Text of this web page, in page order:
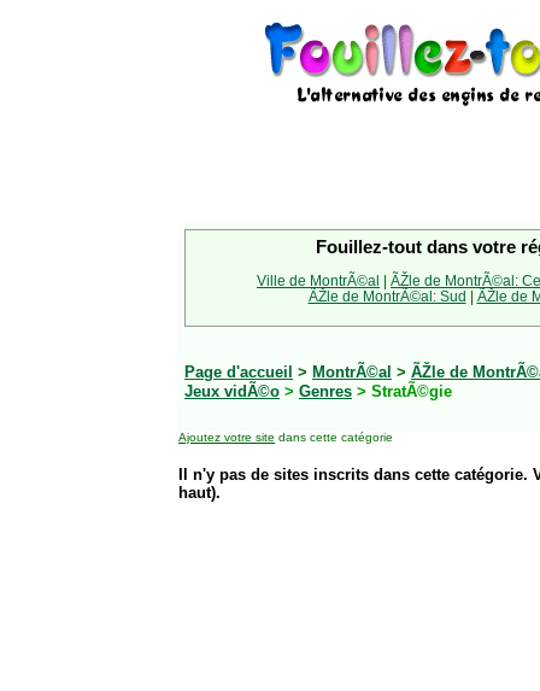
Fouillez-tout dans votre
Ville de MontrÃ©al | ÃŽle de MontrÃ©al:
ÃŽle de MontrÃ©al: Sud | ÃŽle de
Page d'accueil > MontrÃ©al > ÃŽle de
Jeux vidÃ©o > Genres > StratÃ©gie
Ajoutez votre site dans cette catégorie
Il n'y pas de sites inscrits dans cette
haut).